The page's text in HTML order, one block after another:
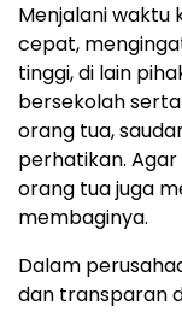
Menjalani waktu
cepat,
tinggi, di lain
bersekolah
orang tua,
perhatikan.
orang tua juga
membaginya.
Dalam
dan transparan